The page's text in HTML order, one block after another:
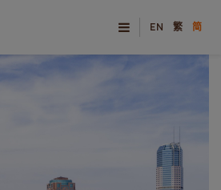
EN 繁 简